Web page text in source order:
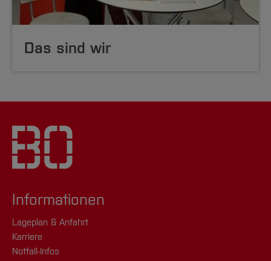
Das sind wir
Informationen
Lageplan & Anfahrt
Karriere
Notfall-Infos